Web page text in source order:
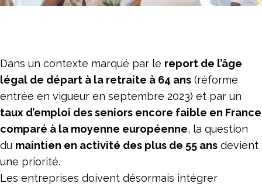
Dans un contexte marqué par le report de l’âge
légal de départ à la retraite à 64 ans (réforme
entrée en vigueur en septembre 2023) et par un
taux d’emploi des seniors encore faible en France
comparé à la moyenne européenne, la question
du maintien en activité des plus de 55 ans devient
une priorité.
Les entreprises doivent désormais intégrer